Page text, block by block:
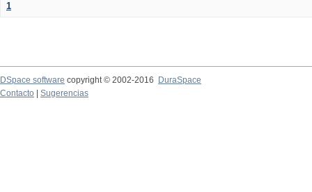
1
DSpace software copyright © 2002-2016
DuraSpace
Contacto
Sugerencias